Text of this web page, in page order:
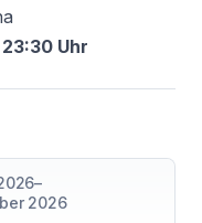
Uhr
–
2026